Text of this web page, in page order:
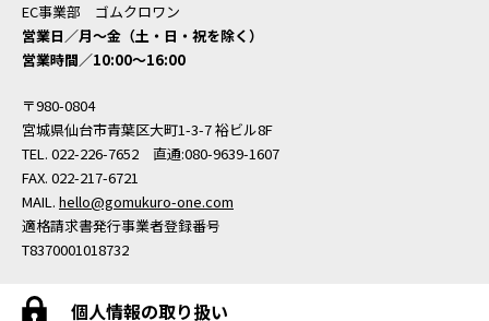
EC事業部 ゴムクロワン
営業日／月〜金（土・日・祝を除く）
営業時間／10:00〜16:00
〒980-0804
宮城県仙台市青葉区大町1-3-7 裕ビル8F
TEL. 022-226-7652 直通:080-9639-1607
FAX. 022-217-6721
MAIL. hello@gomukuro-one.com
適格請求書発行事業者登録番号
T8370001018732
個人情報の取り扱い